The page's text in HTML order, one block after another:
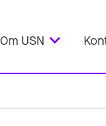
Om USN